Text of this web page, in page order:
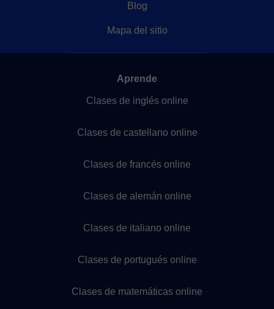
Blog
Mapa del sitio
Aprende
Clases de inglés online
Clases de castellano online
Clases de francés online
Clases de alemán online
Clases de italiano online
Clases de portugués online
Clases de matemáticas online